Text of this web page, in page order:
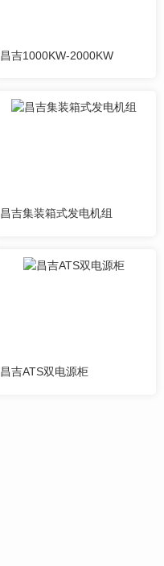
昌吉1000KW-2000KW
昌吉集装箱式发电机组
昌吉ATS双电源柜